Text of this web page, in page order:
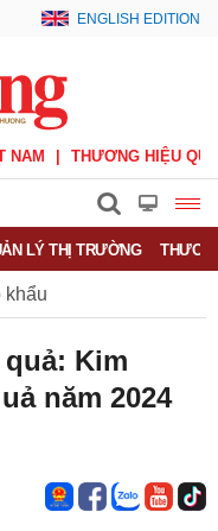
ENGLISH EDITION
NAM THƯƠNG HIỆU
LÝ THỊ TRƯỜNG
khẩu
mại
Kim
năm 2024